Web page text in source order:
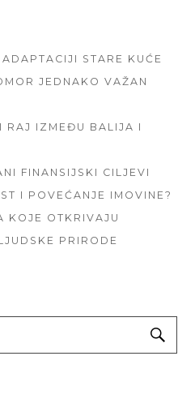
STARE KUĆE
JEDNAKO VAŽAN
RAJ IZMEĐU BALIJA I
FINANSIJSKI CILJEVI
I POVEĆANJE IMOVINE?
KOJE OTKRIVAJU
PRIRODE